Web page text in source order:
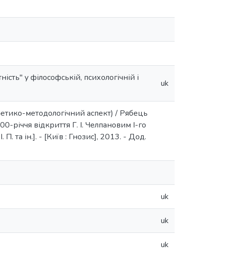
у філософській, психологічній і
uk
методологічний аспект) / Рябець
річчя відкриття Г. І. Челпановим І-го
П. та ін.]. - [Київ : Гнозис], 2013. - Дод.
uk
uk
uk